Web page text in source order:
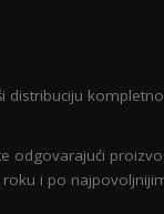
distribuciju
odgovarajući
i po